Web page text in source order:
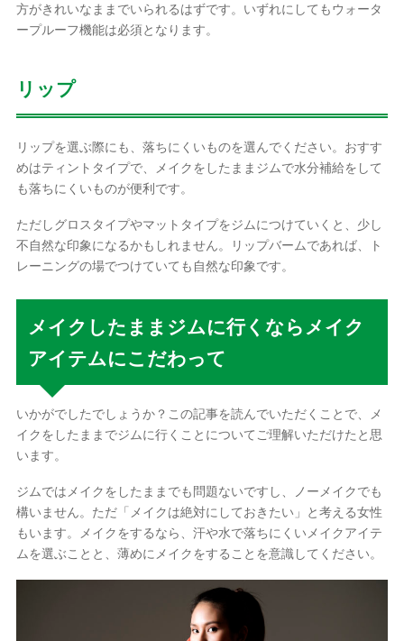
方がきれいなままでいられるはずです。いずれにしてもウォータ
ープルーフ機能は必須となります。
リップ
リップを選ぶ際にも、落ちにくいものを選んでください。おすす
めはティントタイプで、メイクをしたままジムで水分補給をして
も落ちにくいものが便利です。
ただしグロスタイプやマットタイプをジムにつけていくと、少し
不自然な印象になるかもしれません。リップバームであれば、ト
レーニングの場でつけていても自然な印象です。
メイクしたままジムに行くならメイク
アイテムにこだわって
いかがでしたでしょうか？この記事を読んでいただくことで、メ
イクをしたままでジムに行くことについてご理解いただけたと思
います。
ジムではメイクをしたままでも問題ないですし、ノーメイクでも
構いません。ただ「メイクは絶対にしておきたい」と考える女性
もいます。メイクをするなら、汗や水で落ちにくいメイクアイテ
ムを選ぶことと、薄めにメイクをすることを意識してください。